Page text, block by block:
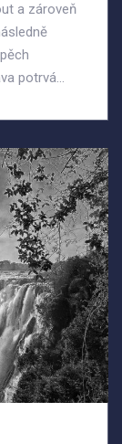
a zároveň
potrvá...